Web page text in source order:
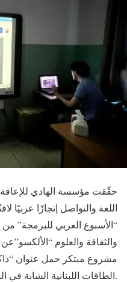
حقّقت مؤسسة الهادي
اللغة والتواصل إنجازًا عربيًا
“الأسبوع العربي للبرمجة” من
والثقافة والعلوم
مشروع مبتكر حمل عنوان
الطاقات اللبنانية الشابة في المحافل التقنية العربية.